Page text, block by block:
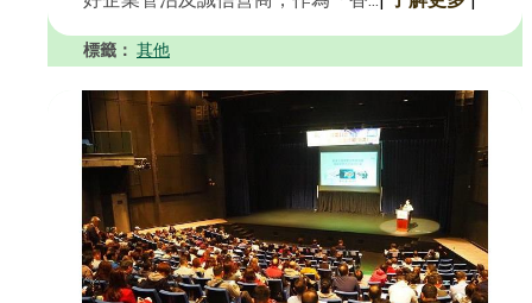
標籤： 其他